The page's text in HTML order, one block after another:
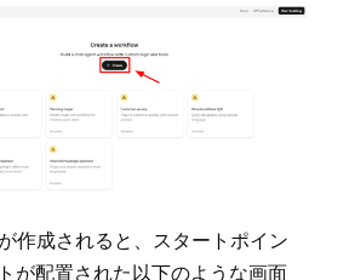
作成されると、スタートポイン
が配置された以下のような画面